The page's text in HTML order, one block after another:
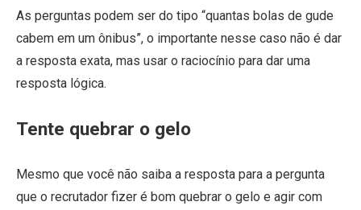
As perguntas podem ser do tipo “quantas bolas de gude
cabem em um ônibus”, o importante nesse caso não é dar
a resposta exata, mas usar o raciocínio para dar uma
resposta lógica.
Tente quebrar o gelo
Mesmo que você não saiba a resposta para a pergunta
que o recrutador fizer é bom quebrar o gelo e agir com